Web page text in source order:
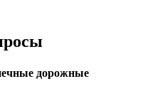
дорожные